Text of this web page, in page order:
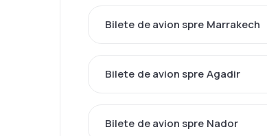
Bilete de avion spre Marrakech
Bilete de avion spre Agadir
Bilete de avion spre Nador